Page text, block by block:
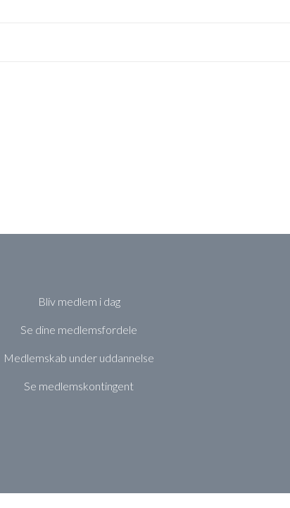
Bliv medlem i dag
Se dine medlemsfordele
Medlemskab under uddannelse
Se medlemskontingent